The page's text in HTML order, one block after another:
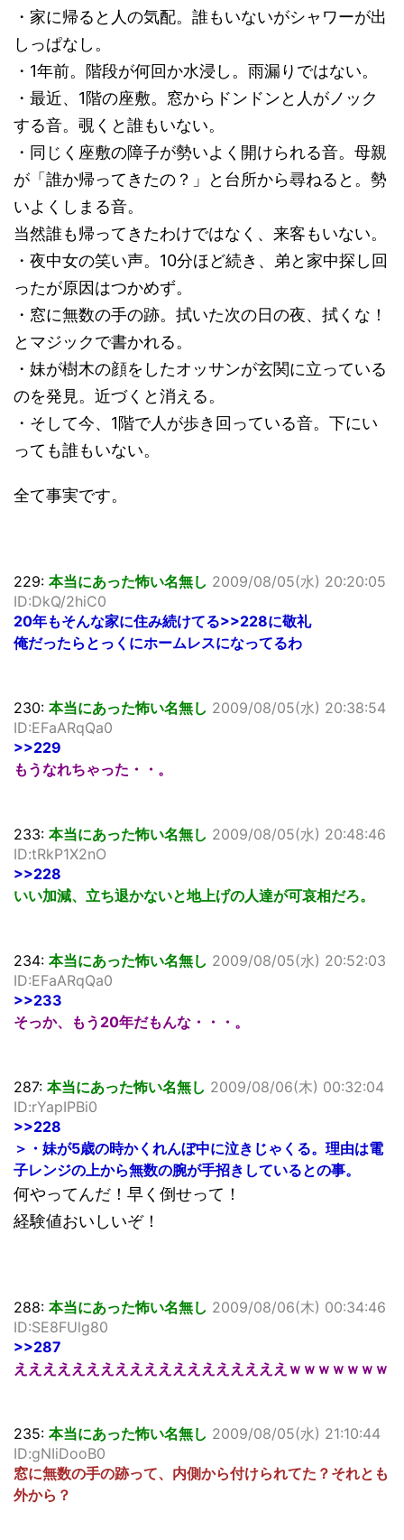
・家に帰ると人の気配。誰もいないがシャワーが出
しっぱなし。
・1年前。階段が何回か水浸し。雨漏りではない。
・最近、1階の座敷。窓からドンドンと人がノック
する音。覗くと誰もいない。
・同じく座敷の障子が勢いよく開けられる音。母親
が「誰か帰ってきたの？」と台所から尋ねると。勢
いよくしまる音。
当然誰も帰ってきたわけではなく、来客もいない。
・夜中女の笑い声。10分ほど続き、弟と家中探し回
ったが原因はつかめず。
・窓に無数の手の跡。拭いた次の日の夜、拭くな！
とマジックで書かれる。
・妹が樹木の顔をしたオッサンが玄関に立っている
のを発見。近づくと消える。
・そして今、1階で人が歩き回っている音。下にい
っても誰もいない。
全て事実です。
229: 本当にあった怖い名無し 2009/08/05(水) 20:20:05
ID:DkQ/2hiC0
20年もそんな家に住み続けてる>>228に敬礼
俺だったらとっくにホームレスになってるわ
230: 本当にあった怖い名無し 2009/08/05(水) 20:38:54
ID:EFaARqQa0
>>229
もうなれちゃった・・。
233: 本当にあった怖い名無し 2009/08/05(水) 20:48:46
ID:tRkP1X2nO
>>228
いい加減、立ち退かないと地上げの人達が可哀相だろ。
234: 本当にあった怖い名無し 2009/08/05(水) 20:52:03
ID:EFaARqQa0
>>233
そっか、もう20年だもんな・・・。
287: 本当にあった怖い名無し 2009/08/06(木) 00:32:04
ID:rYapIPBi0
>>228
＞・妹が5歳の時かくれんぼ中に泣きじゃくる。理由は電
子レンジの上から無数の腕が手招きしているとの事。
何やってんだ！早く倒せって！
経験値おいしいぞ！
288: 本当にあった怖い名無し 2009/08/06(木) 00:34:46
ID:SE8FUlg80
>>287
えええええええええええええええええええｗｗｗｗｗｗｗ
235: 本当にあった怖い名無し 2009/08/05(水) 21:10:44
ID:gNIiDooB0
窓に無数の手の跡って、内側から付けられてた？それとも
外から？